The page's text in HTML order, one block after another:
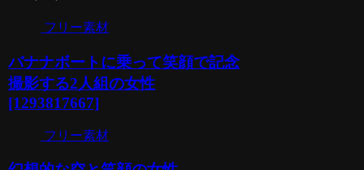
フリー素材
バナナボートに乗って笑顔で記念
撮影する2人組の女性
[1293817667]
フリー素材